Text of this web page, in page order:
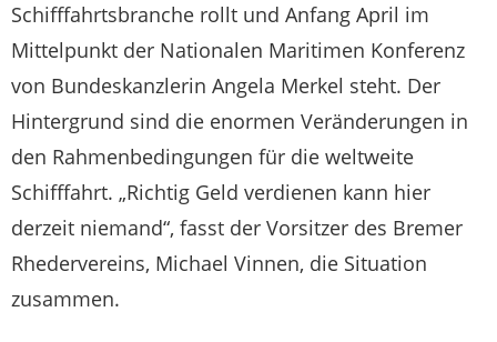
Schifffahrtsbranche rollt und Anfang April im
Mittelpunkt der Nationalen Maritimen Konferenz
von Bundeskanzlerin Angela Merkel steht. Der
Hintergrund sind die enormen Veränderungen in
den Rahmenbedingungen für die weltweite
Schifffahrt. „Richtig Geld verdienen kann hier
derzeit niemand“, fasst der Vorsitzer des Bremer
Rhedervereins, Michael Vinnen, die Situation
zusammen.